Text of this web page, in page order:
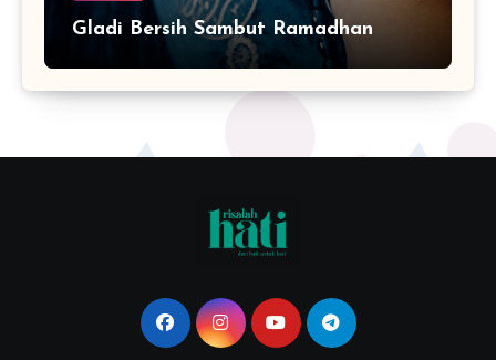
Gladi Bersih Sambut Ramadhan